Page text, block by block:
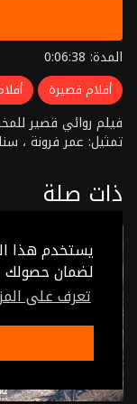
يستخدم هذا
لضمان حصولك
تعرف على
المدة: 0:06:38
أفلام قصيرة
تمثيل: عمر فرونة ،
ذات صلة